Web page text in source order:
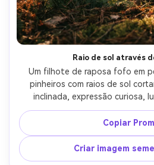
Raio de sol através
Um filhote de raposa fofo em
pinheiros com raios de sol
inclinada, expressão curiosa,
sombras longas, tirado em
moldura de retrato,
classificação de cores da
realista-AR
Copiar
Criar imagem